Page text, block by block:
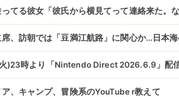
ようだ
てる彼女「彼氏から横見てって連絡来た。
〇してて蛙化してしまうｗｗｗｗｗ
、訪朝では「豆満江航路」に関心か…日本
強く！
)23時より「Nintendo Direct 2026.6.9」配
、キャンプ、冒険系のYouTube r教えて